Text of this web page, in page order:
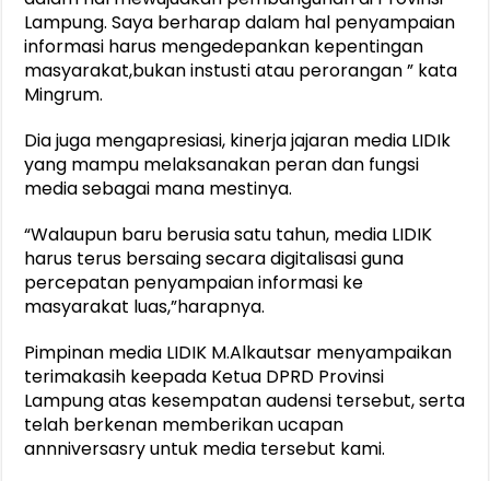
Lampung. Saya berharap dalam hal penyampaian
informasi harus mengedepankan kepentingan
masyarakat,bukan instusti atau perorangan ” kata
Mingrum.
Dia juga mengapresiasi, kinerja jajaran media LIDIk
yang mampu melaksanakan peran dan fungsi
media sebagai mana mestinya.
“Walaupun baru berusia satu tahun, media LIDIK
harus terus bersaing secara digitalisasi guna
percepatan penyampaian informasi ke
masyarakat luas,”harapnya.
Pimpinan media LIDIK M.Alkautsar menyampaikan
terimakasih keepada Ketua DPRD Provinsi
Lampung atas kesempatan audensi tersebut, serta
telah berkenan memberikan ucapan
annniversasry untuk media tersebut kami.